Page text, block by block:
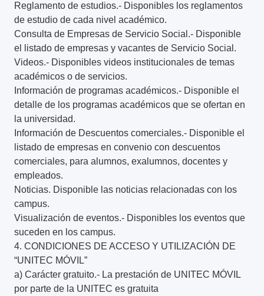
Reglamento de estudios.- Disponibles los reglamentos
de estudio de cada nivel académico.
Consulta de Empresas de Servicio Social.- Disponible
el listado de empresas y vacantes de Servicio Social.
Videos.- Disponibles videos institucionales de temas
académicos o de servicios.
Información de programas académicos.- Disponible el
detalle de los programas académicos que se ofertan en
la universidad.
Información de Descuentos comerciales.- Disponible el
listado de empresas en convenio con descuentos
comerciales, para alumnos, exalumnos, docentes y
empleados.
Noticias. Disponible las noticias relacionadas con los
campus.
Visualización de eventos.- Disponibles los eventos que
suceden en los campus.
4. CONDICIONES DE ACCESO Y UTILIZACIÓN DE
“UNITEC MÓVIL”
a) Carácter gratuito.- La prestación de UNITEC MÓVIL
por parte de la UNITEC es gratuita